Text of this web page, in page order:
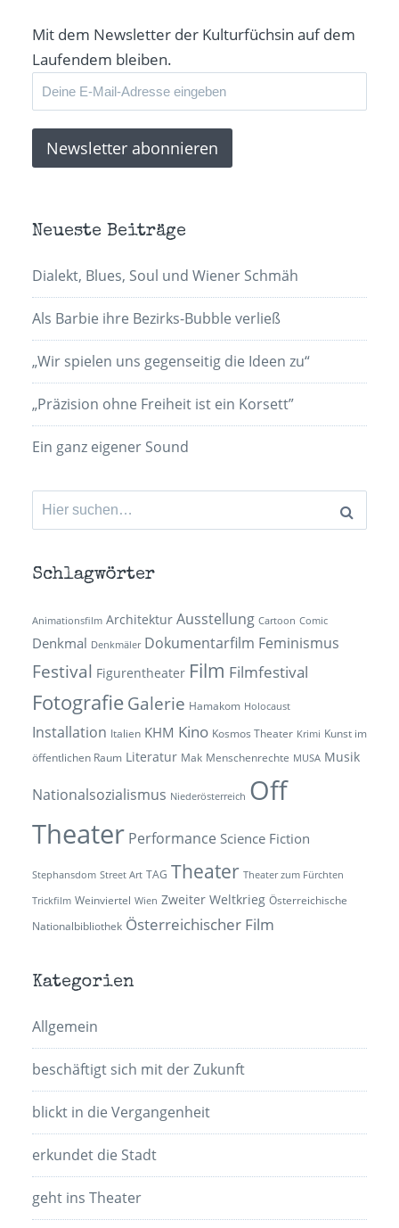
Mit dem Newsletter der Kulturfüchsin auf dem
Laufendem bleiben.
Neueste Beiträge
Dialekt, Blues, Soul und Wiener Schmäh
Als Barbie ihre Bezirks-Bubble verließ
„Wir spielen uns gegenseitig die Ideen zu“
„Präzision ohne Freiheit ist ein Korsett”
Ein ganz eigener Sound
Suchen
nach:
Schlagwörter
Animationsfilm Architektur Ausstellung Cartoon Comic
Denkmal Denkmäler Dokumentarfilm Feminismus
Festival Figurentheater Film Filmfestival
Fotografie Galerie Hamakom Holocaust
Installation Italien KHM Kino Kosmos Theater Krimi Kunst im
öffentlichen Raum Literatur Mak Menschenrechte MUSA Musik
Nationalsozialismus Niederösterreich Off
Theater Performance Science Fiction
Stephansdom Street Art TAG Theater Theater zum Fürchten
Trickfilm Weinviertel Wien Zweiter Weltkrieg Österreichische
Nationalbibliothek Österreichischer Film
Kategorien
Allgemein
beschäftigt sich mit der Zukunft
blickt in die Vergangenheit
erkundet die Stadt
geht ins Theater